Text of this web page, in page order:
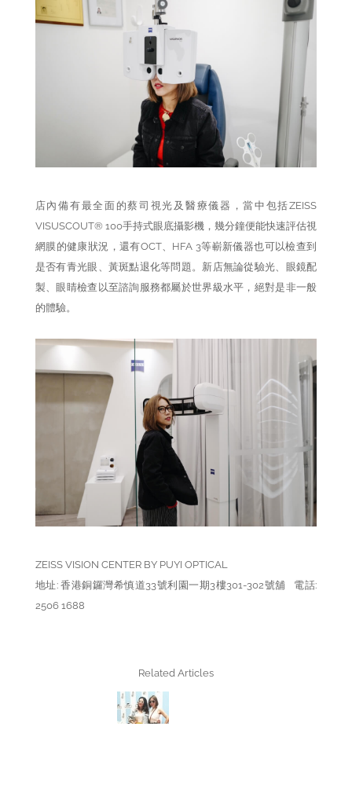
店內備有最全面的蔡司視光及醫療儀器，當中包括ZEISS
VISUSCOUT® 100手持式眼底攝影機，幾分鐘便能快速評估視
網膜的健康狀況，還有OCT、HFA 3等嶄新儀器也可以檢查到
是否有青光眼、黃斑點退化等問題。新店無論從驗光、眼鏡配
製、眼睛檢查以至諮詢服務都屬於世界級水平，絕對是非一般
的體驗。
ZEISS VISION CENTER BY PUYI OPTICAL
地址: 香港銅鑼灣希慎道33號利園一期3樓301-302號舖 電話:
2506 1688
Related Articles